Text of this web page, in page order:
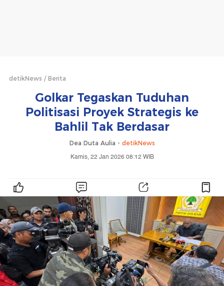
detikNews Berita
Golkar Tegaskan Tuduhan
Politisasi Proyek Strategis ke
Bahlil Tak Berdasar
Dea Duta Aulia - detikNews
Kamis, 22 Jan 2026 08:12 WIB